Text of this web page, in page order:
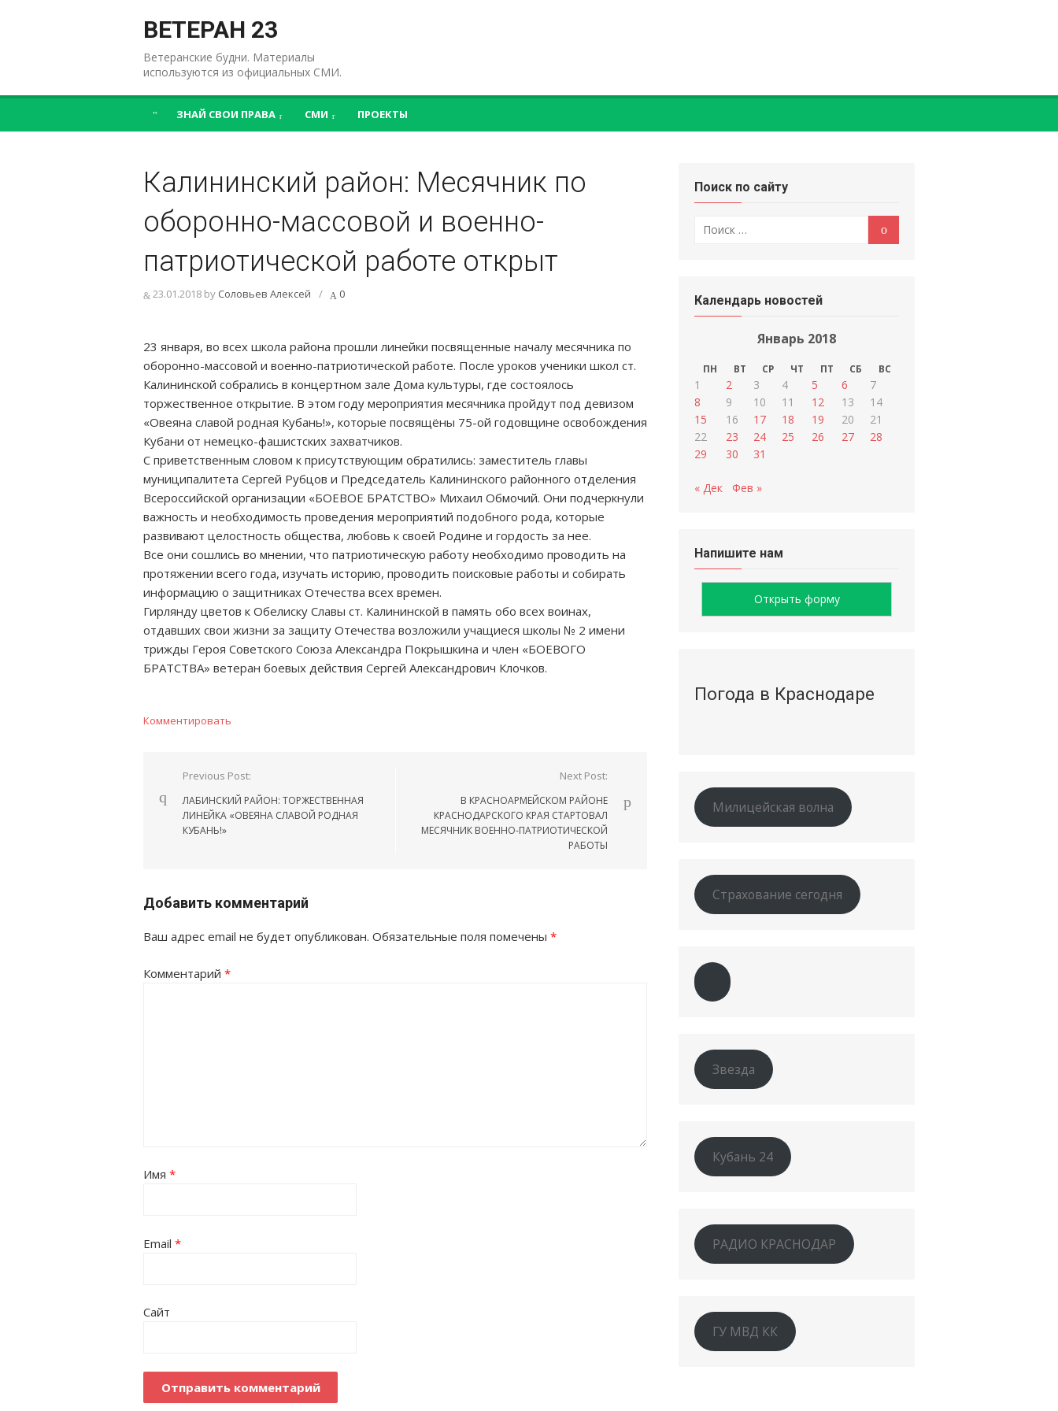
ВЕТЕРАН 23
Ветеранские будни. Материалы
используются из официальных СМИ.
ЗНАЙ СВОИ ПРАВА СМИ ПРОЕКТЫ
Калининский район: Месячник по
оборонно-массовой и военно-
патриотической работе открыт
23.01.2018 by Соловьев Алексей / 0
23 января, во всех школа района прошли линейки посвященные началу месячника по
оборонно-массовой и военно-патриотической работе. После уроков ученики школ ст.
Калининской собрались в концертном зале Дома культуры, где состоялось
торжественное открытие. В этом году мероприятия месячника пройдут под девизом
«Овеяна славой родная Кубань!», которые посвящёны 75-ой годовщине освобождения
Кубани от немецко-фашистских захватчиков.
С приветственным словом к присутствующим обратились: заместитель главы
муниципалитета Сергей Рубцов и Председатель Калининского районного отделения
Всероссийской организации «БОЕВОЕ БРАТСТВО» Михаил Обмочий. Они подчеркнули
важность и необходимость проведения мероприятий подобного рода, которые
развивают целостность общества, любовь к своей Родине и гордость за нее.
Все они сошлись во мнении, что патриотическую работу необходимо проводить на
протяжении всего года, изучать историю, проводить поисковые работы и собирать
информацию о защитниках Отечества всех времен.
Гирлянду цветов к Обелиску Славы ст. Калининской в память обо всех воинах,
отдавших свои жизни за защиту Отечества возложили учащиеся школы № 2 имени
трижды Героя Советского Союза Александра Покрышкина и член «БОЕВОГО
БРАТСТВА» ветеран боевых действия Сергей Александрович Клочков.
Комментировать
Навигация
по
записям
Previous Post:
ЛАБИНСКИЙ РАЙОН: ТОРЖЕСТВЕННАЯ
ЛИНЕЙКА «ОВЕЯНА СЛАВОЙ РОДНАЯ
КУБАНЬ!»
Next Post:
В КРАСНОАРМЕЙСКОМ РАЙОНЕ
КРАСНОДАРСКОГО КРАЯ СТАРТОВАЛ
МЕСЯЧНИК ВОЕННО-ПАТРИОТИЧЕСКОЙ
РАБОТЫ
Добавить комментарий
Ваш адрес email не будет опубликован. Обязательные поля помечены *
Комментарий *
Имя *
Email *
Сайт
Поиск по сайту
по: Поиск
Календарь новостей
Январь 2018
ПН ВТ СР ЧТ ПТ СБ ВС
1 2 3 4 5 6
7
8
9 10 11 12 13
14
15
16 17 18 19 20
21
22
23 24 25 26 27
28
29
30 31
« Дек Фев »
Напишите нам
Открыть форму
Погода в Краснодаре
Милицейская волна
Страхование сегодня
Звезда
Кубань 24
РАДИО КРАСНОДАР
ГУ МВД КК